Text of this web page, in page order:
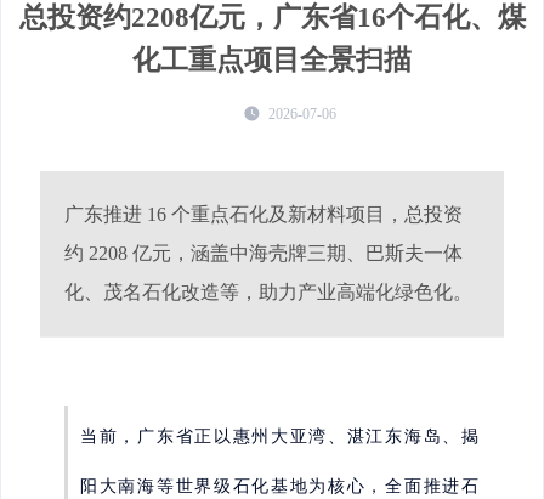
总投资约2208亿元，广东省16个石化、煤
化工重点项目全景扫描
2026-07-06
广东推进 16 个重点石化及新材料项目，总投资
约 2208 亿元，涵盖中海壳牌三期、巴斯夫一体
化、茂名石化改造等，助力产业高端化绿色化。
当前，广东省正以惠州大亚湾、湛江东海岛、揭
阳大南海等世界级石化基地为核心，全面推进石